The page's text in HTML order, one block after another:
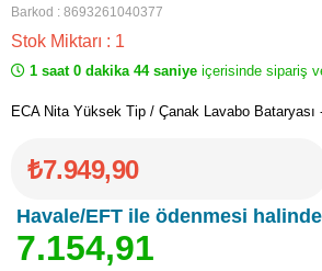
Barkod : 8693261040377
Stok Miktarı : 1
1 saat 0 dakika 44 saniye içerisinde sipariş
ECA Nita Yüksek Tip / Çanak Lavabo Bataryası
₺7.949,90
Havale/EFT ile ödenmesi halinde
7.154,91